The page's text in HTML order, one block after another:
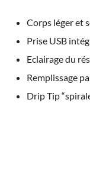
Corps léger et
Prise USB
Eclairage du
Remplissage
Drip Tip